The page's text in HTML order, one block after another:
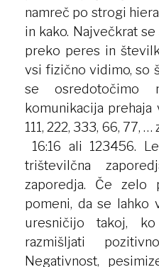
namreč po strogi
in kako. Največkrat
preko peres in
vsi fizično vidimo, so
se osredotočimo
komunikacija
111, 222, 333, 66, 77,
16:16 ali 123456.
trištevilčna
zaporedja. Če zelo
pomeni, da se lahko
uresničijo takoj,
razmišljati
Negativnost,